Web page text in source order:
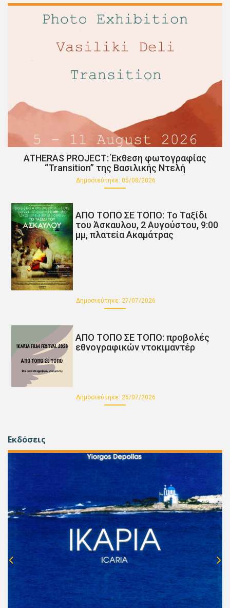
ATHERAS PROJECT: Έκθεση φωτογραφίας
“Transition” της Βασιλικής Ντελή
Δημοσιεύτηκε: 05/08/2026
ΑΠΟ ΤΟΠΟ ΣΕ ΤΟΠΟ: Το Ταξίδι
του Άσκαυλου, 2 Αυγούστου, 9:00
μμ, πλατεία Ακαμάτρας
Δημοσιεύτηκε: 27/07/2026
ΑΠΟ ΤΟΠΟ ΣΕ ΤΟΠΟ: προβολές
εθνογραφικών ντοκιμαντέρ
Δημοσιεύτηκε: 26/07/2026
Εκδόσεις
P
r
e
N
e
x
t